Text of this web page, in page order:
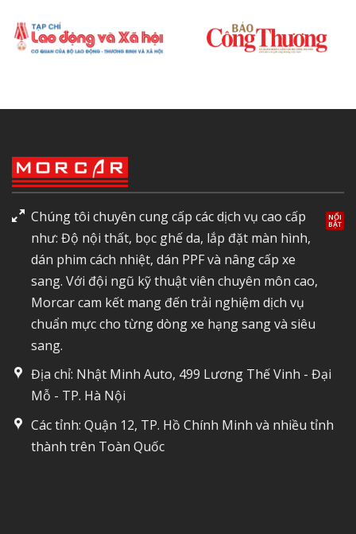
Chúng tôi chuyên cung cấp các dịch vụ cao cấp
như: Độ nội thất, bọc ghế da, lắp đặt màn hình,
dán phim cách nhiệt, dán PPF và nâng cấp xe
sang. Với đội ngũ kỹ thuật viên chuyên môn cao,
Morcar cam kết mang đến trải nghiệm dịch vụ
chuẩn mực cho từng dòng xe hạng sang và siêu
sang.
Địa chỉ: Nhật Minh Auto, 499 Lương Thế Vinh - Đại
Mỗ - TP. Hà Nội
Các tỉnh: Quận 12, TP. Hồ Chính Minh và nhiều tỉnh
thành trên Toàn Quốc